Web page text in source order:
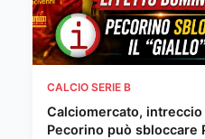
CALCIO SERIE B
Calciomercato, intreccio
Pecorino può sbloccare